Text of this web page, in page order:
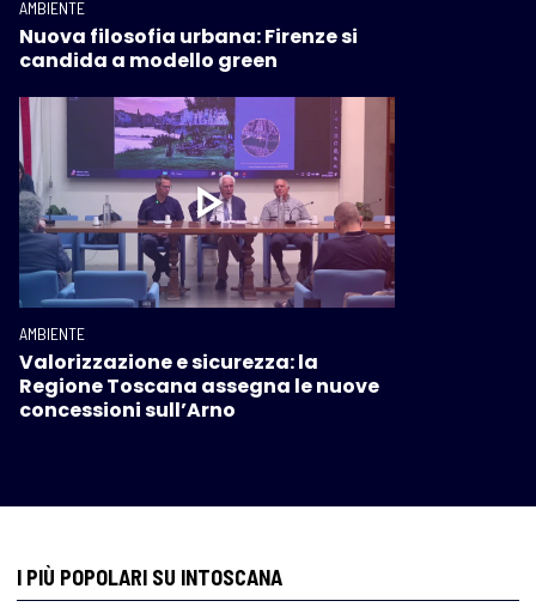
AMBIENTE
Nuova filosofia urbana: Firenze si
candida a modello green
AMBIENTE
Valorizzazione e sicurezza: la
Regione Toscana assegna le nuove
concessioni sull’Arno
I PIÙ POPOLARI SU INTOSCANA